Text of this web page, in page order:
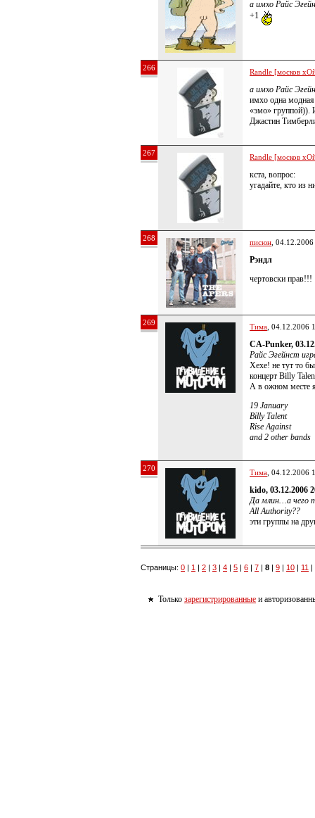
а имхо Райс
+1
266 Randle [москов
а имхо Райс
имхо одна модная
«эмо» группой)).
Джастин
267 Randle [москов
кста, вопрос:
угадайте, кто из
268 писюн ,
Рэндл
чертовски прав!!!
269 Тима , 04.12.2006
CA-Punker,
Райс Эгейнст
Хехе! не тут то
концерт Billy
А в ожном месте
19 January
Billy Talent
Rise Against
and 2 other bands
270 Тима , 04.12.2006
kido, 03.12.2006
Да млин…а чего
All Authority??
эти группы на
Страницы: 0 | 1 | 2 | 3 | 4 | 5 | 6 | 7 | 8 | 9 | 10 | 11 |
Только зарегистрированные и